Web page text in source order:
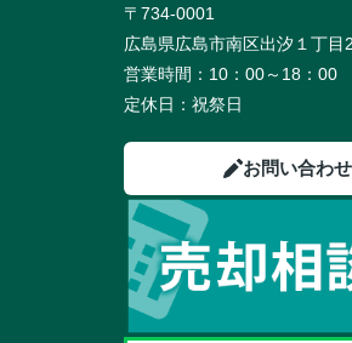
〒734-0001
広島県広島市南区出汐１丁
営業時間： 10：00～18：00
定休日： 祝祭日
お問い合わせ